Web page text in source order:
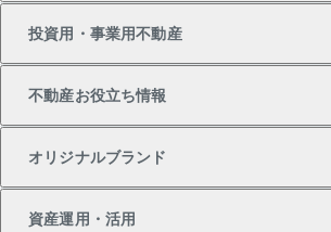
中古マンションの購入
一戸建ての売却・査定
物件を借りる
貸したいTOP
投資用・事業用不動産
不動産お役立ち情報
オリジナルブランド
資産運用・活用